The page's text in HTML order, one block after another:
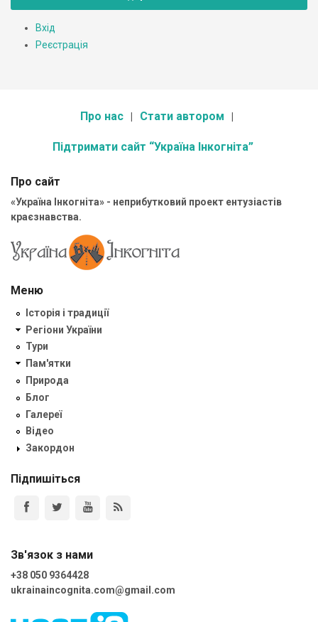
Вхід
Реєстрація
Про нас Стати автором
Підтримати сайт “Україна Інкогніта”
Про сайт
«Україна Інкогніта» - неприбутковий проект ентузіастів
краєзнавства.
Меню
Історія і традиції
Регіони України
Тури
Пам'ятки
Природа
Блог
Галереї
Відео
Закордон
Підпишіться
Зв'язок з нами
+38 050 9364428
ukrainaincognita.com@gmail.com